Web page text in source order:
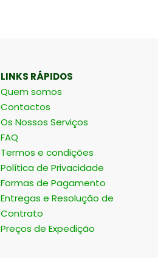
LINKS RÁPIDOS
Quem somos
Contactos
Os Nossos Serviços
FAQ
Termos e condições
Política de Privacidade
Formas de Pagamento
Entregas e Resolução de
Contrato
Preços de Expedição